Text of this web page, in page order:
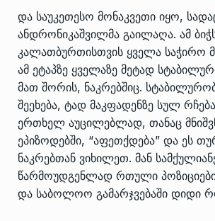
და საუკეთესო მონაკვეთი იყო,
ანდრონიკაშვილმა გაილაღა. ამ
კალათბურთისთვის ყველა საჭირო
ამ ეტაპზე ყველაზე მეტად
მათ შორის, ნაკრებშიც.
შეეხება, ტად მაკფადენზე სულ
ერთხელ აუცილებლად, თანაც
ეპიზოდებში, “აფეთქდება” და ეს
ნაკრებთან ვიხილეთ. მან
წარმოუდგენლად რთული
და საბოლოო გამარჯვებაში დიდი